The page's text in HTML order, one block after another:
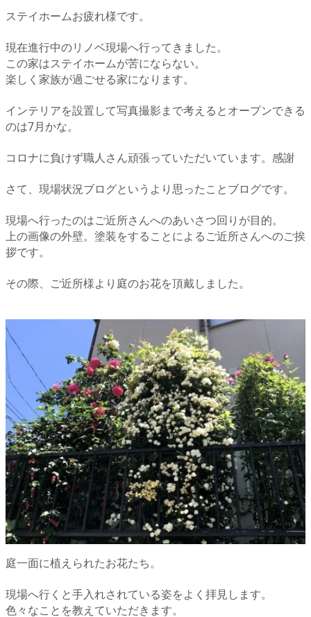
ステイホームお疲れ様です。
現在進行中のリノベ現場へ行ってきました。
この家はステイホームが苦にならない。
楽しく家族が過ごせる家になります。
インテリアを設置して写真撮影まで考えるとオープンできる
のは7月かな。
コロナに負けず職人さん頑張っていただいています。感謝
さて、現場状況ブログというより思ったことブログです。
現場へ行ったのはご近所さんへのあいさつ回りが目的。
上の画像の外壁。塗装をすることによるご近所さんへのご挨
拶です。
その際、ご近所様より庭のお花を頂戴しました。
庭一面に植えられたお花たち。
現場へ行くと手入れされている姿をよく拝見します。
色々なことを教えていただきます。